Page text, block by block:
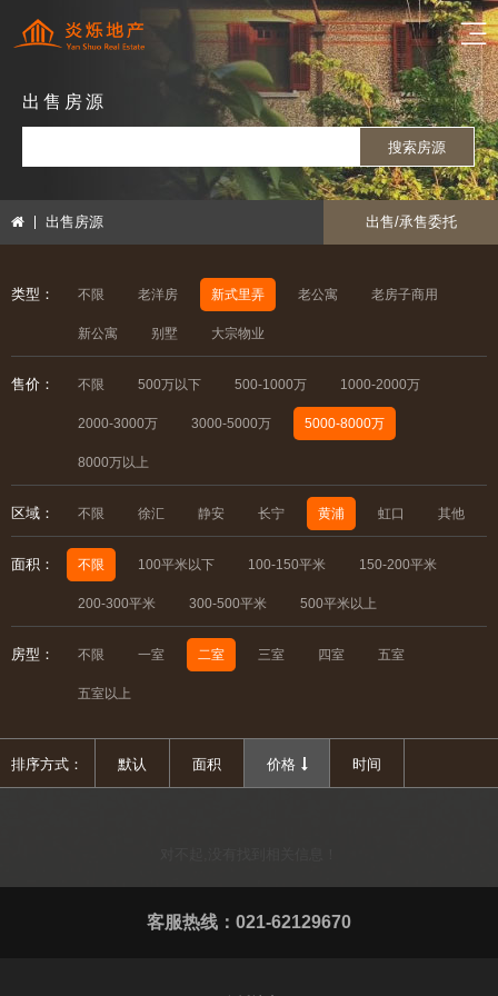
出售房源
搜索房源
出售房源 出售/承售委托
类型： 不限 老洋房 新式里弄 老公寓 老房子商用
新公寓 别墅 大宗物业
售价： 不限 500万以下 500-1000万 1000-2000万
2000-3000万 3000-5000万 5000-8000万
8000万以上
区域： 不限 徐汇 静安 长宁 黄浦 虹口 其他
面积： 不限 100平米以下 100-150平米 150-200平米
200-300平米 300-500平米 500平米以上
房型： 不限 一室 二室 三室 四室 五室
五室以上
排序方式： 默认 面积 价格 时间
客服热线：021-62129670